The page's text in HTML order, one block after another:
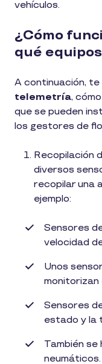
vehículos.
¿Cómo
qué
A continuación, te
telemetría,
que se pueden
los gestores de
Recopilación
diversos
recopilar una
ejemplo:
Sensores
velocidad
Unos
monitorizan
Sensores
estado y la
También se